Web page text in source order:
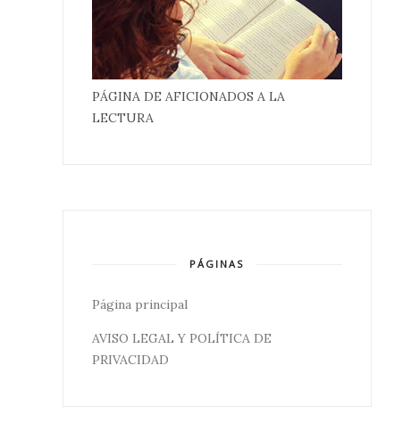
PÁGINA DE AFICIONADOS A LA
LECTURA
PÁGINAS
Página principal
AVISO LEGAL Y POLÍTICA DE
PRIVACIDAD